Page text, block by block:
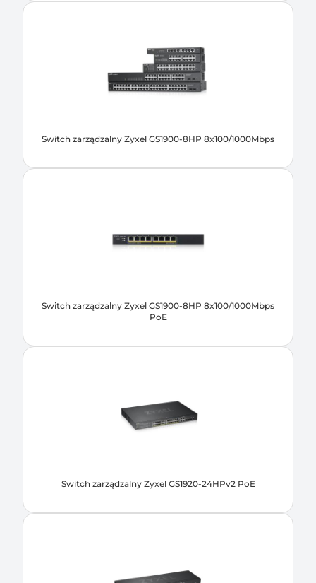
Switch zarządzalny Zyxel GS1900-8HP 8x100/1000Mbps
Switch zarządzalny Zyxel GS1900-8HP 8x100/1000Mbps
PoE
Switch zarządzalny Zyxel GS1920-24HPv2 PoE